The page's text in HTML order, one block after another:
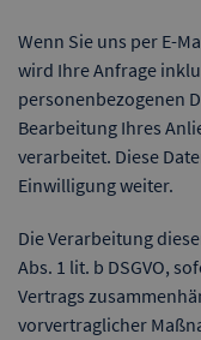
Wenn Sie uns per E-
wird Ihre Anfrage
personenbezogenen
Bearbeitung Ihres
verarbeitet. Diese
Einwilligung weiter.
Die Verarbeitung
Abs. 1 lit. b DSGVO,
Vertrags
vorvertraglicher